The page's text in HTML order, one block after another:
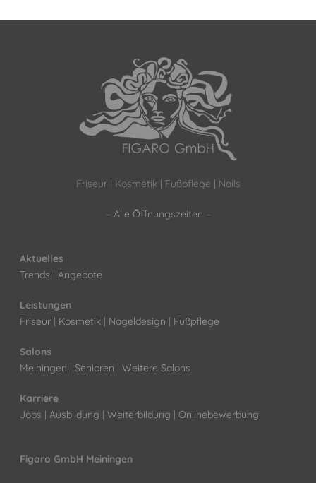
Friseur | Kosmetik | Fußpflege | Nails
– Alle Öffnungszeiten –
Aktuelles
Trends |Angebote
Leistungen
Friseur | Kosmetik | Nageldesign | Fußpflege
Salons
Meiningen |Senioren |Weitere Salons
Karriere
Jobs |Ausbildung |Weiterbildung |Onlinebewerbung
Figaro GmbH Meiningen